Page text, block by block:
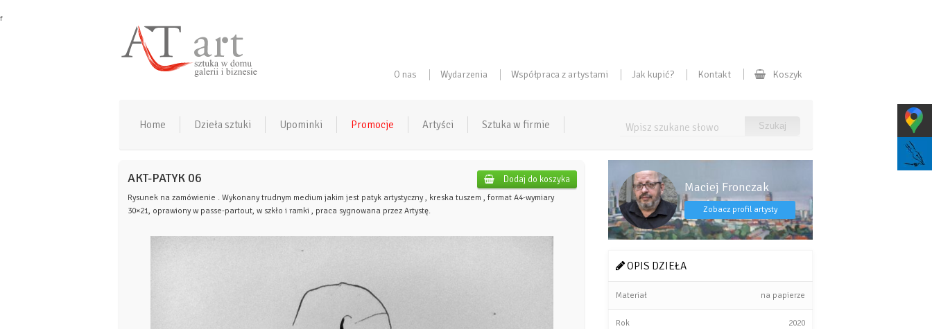
f
O nas Wydarzenia Współpraca z artystami Jak kupić? Kontakt Koszyk
Home Dzieła sztuki Upominki Promocje Artyści Sztuka w firmie
Dodaj do koszyka
AKT-PATYK 06
Rysunek na zamówienie . Wykonany trudnym medium jakim jest patyk artystyczny , kreska tuszem , format A4-wymiary
30×21, oprawiony w passe-partout, w szkło i ramki , praca sygnowana przez Artystę.
Maciej Fronczak
Zobacz profil artysty
OPIS DZIEŁA
Materiał na papierze
Rok 2020